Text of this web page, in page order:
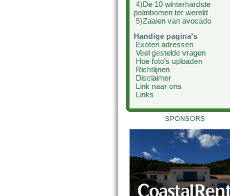
4)De 10 winterhardste
palmbomen ter wereld
5)Zaaien van avocado
Handige pagina's
Exoten adressen
Veel gestelde vragen
Hoe foto's uploaden
Richtlijnen
Disclaimer
Link naar ons
Links
SPONSORS